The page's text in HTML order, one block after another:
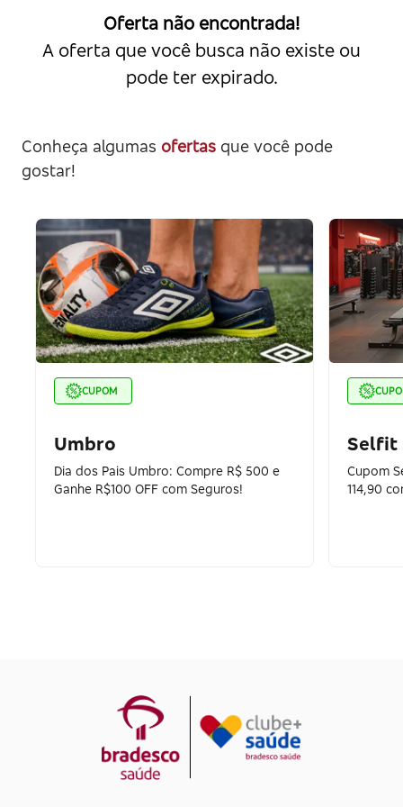
Oferta não encontrada!
A oferta que você busca não existe ou
pode ter expirado.
Conheça algumas ofertas que você pode
gostar!
CUPOM
Umbro
Dia dos Pais Umbro: Compre R$ 500 e
Ganhe R$100 OFF com Seguros!
Selfit
Cupom
114,90